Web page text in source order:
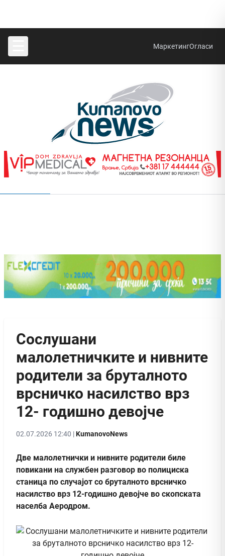
МаркетингОгласи
Сослушани
малолетничките и нивните
родители за бруталното
врсничко насилство врз
12- годишно девојче
02.07.2026 12:40 |KumanovoNews
Две малолетнички и нивните родители биле
повикани на службен разговор во полициска
станица по случајот со бруталното врсничко
насилство врз 12-годишно девојче во скопската
населба Аеродром.